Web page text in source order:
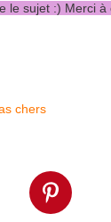
le sujet :) Merci
chers